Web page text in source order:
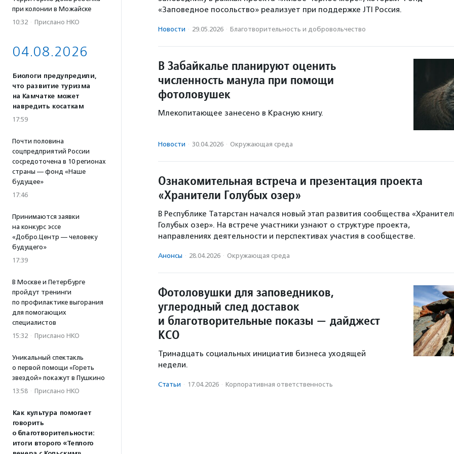
при колонии в Можайске
10:32 · Прислано НКО
04.08.2026
Биологи предупредили,
что развитие туризма
на Камчатке может
навредить косаткам
17:59
Почти половина
соцпредприятий России
сосредоточена в 10 регионах
страны — фонд «Наше
будущее»
17:46
Принимаются заявки
на конкурс эссе
«Добро.Центр — человеку
будущего»
17:39
В Москве и Петербурге
пройдут тренинги
по профилактике выгорания
для помогающих
специалистов
15:32 · Прислано НКО
Уникальный спектакль
о первой помощи «Гореть
звездой» покажут в Пушкино
13:58 · Прислано НКО
Как культура помогает
говорить
о благотворительности:
итоги второго «Теплого
«Заповедное посольство» реализует при поддержке JTI Россия.
Новости · 29.05.2026 · Благотвори­тель­ность и доброволь­чест­во
В Забайкалье планируют оценить
численность манула при помощи
фотоловушек
Млекопитающее занесено в Красную книгу.
Новости · 30.04.2026 · Окружающая среда
Ознакомительная встреча и презентация проекта
«Хранители Голубых озер»
В Республике Татарстан начался новый этап развития сообщества
Голубых озер». На встрече участники узнают о структуре проекта,
направлениях деятельности и перспективах участия в сообществе.
Анонсы · 28.04.2026 · Окружающая среда
Фотоловушки для заповедников,
углеродный след доставок
и благотворительные показы — дайджест
КСО
Тринадцать социальных инициатив бизнеса уходящей
недели.
Статьи · 17.04.2026 · Корпоративная ответственность